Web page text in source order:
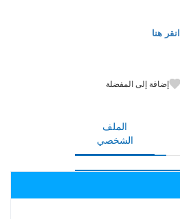
انقر هنا
إضافة إلى المفضلة
الملف
الشخصي